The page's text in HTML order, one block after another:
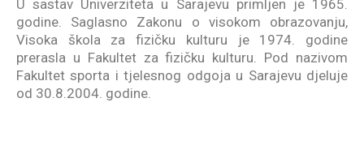
U sastav Univerziteta u Sarajevu primljen je 1965.
godine. Saglasno Zakonu o visokom obrazovanju,
Visoka škola za fizičku kulturu je 1974. godine
prerasla u Fakultet za fizičku kulturu. Pod nazivom
Fakultet sporta i tjelesnog odgoja u Sarajevu djeluje
od 30.8.2004. godine.